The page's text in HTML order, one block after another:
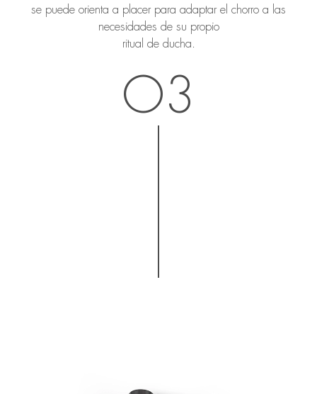
se puede orienta a placer para adaptar el chorro a las
necesidades de su propio
ritual de ducha.
O3